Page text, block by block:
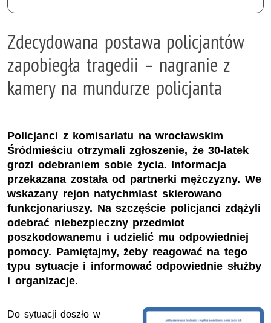
Zdecydowana postawa policjantów
zapobiegła tragedii – nagranie z
kamery na mundurze policjanta
Policjanci z komisariatu na wrocławskim
Śródmieściu otrzymali zgłoszenie, że 30-latek
grozi odebraniem sobie życia. Informacja
przekazana została od partnerki mężczyzny. We
wskazany rejon natychmiast skierowano
funkcjonariuszy. Na szczęście policjanci zdążyli
odebrać niebezpieczny przedmiot
poszkodowanemu i udzielić mu odpowiedniej
pomocy. Pamiętajmy, żeby reagować na tego
typu sytuacje i informować odpowiednie służby
i organizacje.
Do sytuacji doszło w